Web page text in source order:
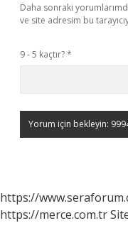
Daha sonraki
ve site adresim bu
9 - 5 kaçtır?*
https://
https://merce.com.tr